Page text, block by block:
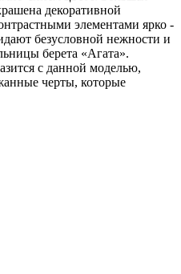
декоративной
элементами ярко -
безусловной нежности и
берета «Агата».
с данной моделью,
черты, которые